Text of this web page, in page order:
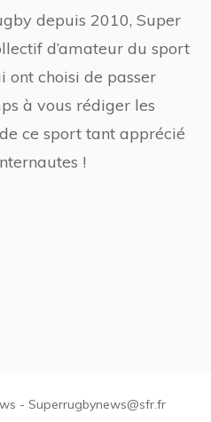
depuis 2010, Super
d’amateur du sport
ont choisi de passer
à vous rédiger les
ce sport tant apprécié
!
- Superrugbynews@sfr.fr